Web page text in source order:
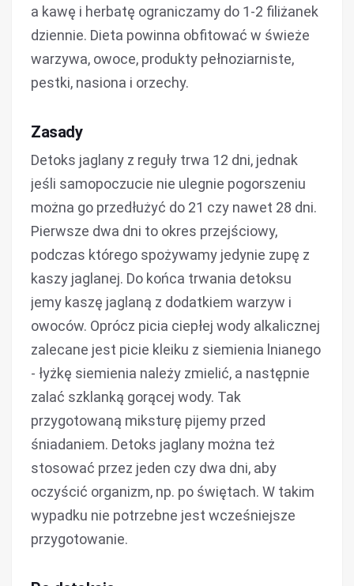
a kawę i herbatę ograniczamy do 1-2 filiżanek
dziennie. Dieta powinna obfitować w świeże
warzywa, owoce, produkty pełnoziarniste,
pestki, nasiona i orzechy.
Zasady
Detoks jaglany z reguły trwa 12 dni, jednak
jeśli samopoczucie nie ulegnie pogorszeniu
można go przedłużyć do 21 czy nawet 28 dni.
Pierwsze dwa dni to okres przejściowy,
podczas którego spożywamy jedynie zupę z
kaszy jaglanej. Do końca trwania detoksu
jemy kaszę jaglaną z dodatkiem warzyw i
owoców. Oprócz picia ciepłej wody alkalicznej
zalecane jest picie kleiku z siemienia lnianego
- łyżkę siemienia należy zmielić, a następnie
zalać szklanką gorącej wody. Tak
przygotowaną miksturę pijemy przed
śniadaniem. Detoks jaglany można też
stosować przez jeden czy dwa dni, aby
oczyścić organizm, np. po świętach. W takim
wypadku nie potrzebne jest wcześniejsze
przygotowanie.